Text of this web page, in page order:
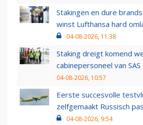
Stakingen en dure
winst Lufthansa hard
04-08-2026, 11:38
Staking dreigt komend
cabinepersoneel van
04-08-2026, 10:57
Eerste succesvolle
zelfgemaakt Russisch
04-08-2026, 9:54